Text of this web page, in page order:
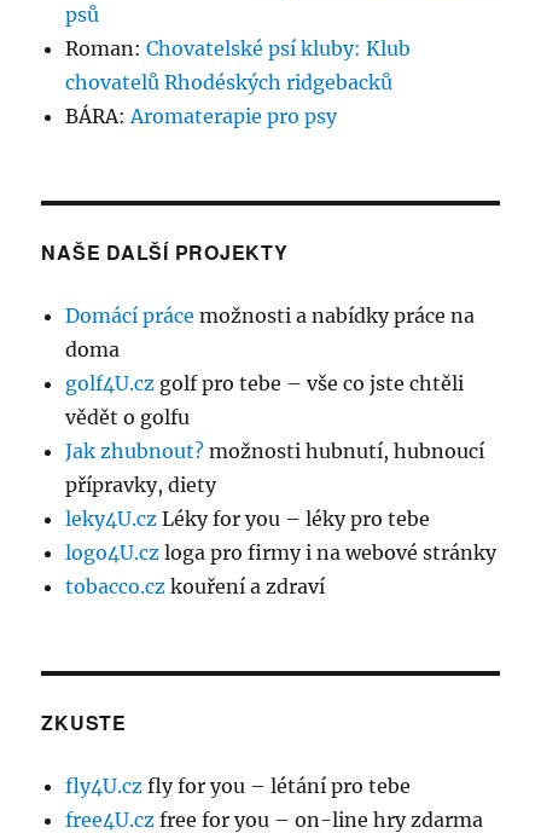
psů
Roman:Chovatelské psí kluby: Klub
chovatelů Rhodéských ridgebacků
BÁRA:Aromaterapie pro psy
NAŠE DALŠÍ PROJEKTY
Domácí práce možnosti a nabídky práce na
doma
golf4U.cz golf pro tebe – vše co jste chtěli
vědět o golfu
Jak zhubnout? možnosti hubnutí, hubnoucí
přípravky, diety
leky4U.cz Léky for you – léky pro tebe
logo4U.cz loga pro firmy i na webové stránky
tobacco.cz kouření a zdraví
ZKUSTE
fly4U.cz fly for you – létání pro tebe
free4U.cz free for you – on-line hry zdarma